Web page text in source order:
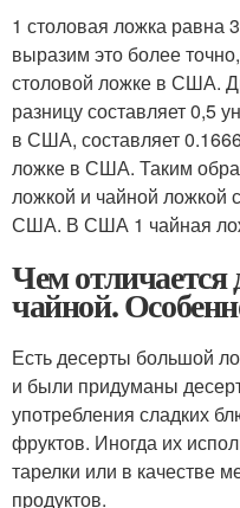
1 столовая ложка
выразим это более
столовой ложке в США.
разницу составляет 0,5
в США, составляет
ложке в США. Таким
ложкой и чайной ложкой
США. В США 1 чайная
Чем отличается
чайной.
Есть десерты большой
и были придуманы
употребления сладких
фруктов. Иногда их
тарелки или в качестве
продуктов.